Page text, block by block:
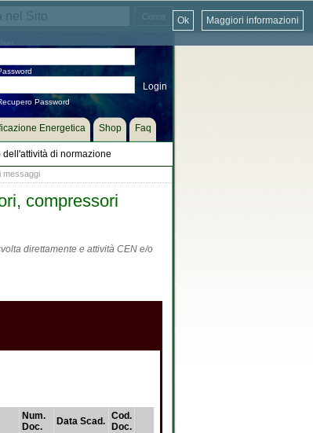
Password
dell'attività di normazione
Energetica Shop Faq
messaggi
compressori
direttamente e attività CEN e/o
Num.
Doc.
Data Scad.
Cod.
Doc.
Maggiori informazioni
Ok